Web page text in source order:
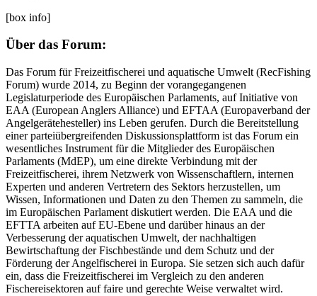
[box info]
Über das Forum:
Das Forum für Freizeitfischerei und aquatische Umwelt (RecFishing
Forum) wurde 2014, zu Beginn der vorangegangenen
Legislaturperiode des Europäischen Parlaments, auf Initiative von
EAA (European Anglers Alliance) und EFTAA (Europaverband der
Angelgerätehesteller) ins Leben gerufen. Durch die Bereitstellung
einer parteiübergreifenden Diskussionsplattform ist das Forum ein
wesentliches Instrument für die Mitglieder des Europäischen
Parlaments (MdEP), um eine direkte Verbindung mit der
Freizeitfischerei, ihrem Netzwerk von Wissenschaftlern, internen
Experten und anderen Vertretern des Sektors herzustellen, um
Wissen, Informationen und Daten zu den Themen zu sammeln, die
im Europäischen Parlament diskutiert werden. Die EAA und die
EFTTA arbeiten auf EU-Ebene und darüber hinaus an der
Verbesserung der aquatischen Umwelt, der nachhaltigen
Bewirtschaftung der Fischbestände und dem Schutz und der
Förderung der Angelfischerei in Europa. Sie setzen sich auch dafür
ein, dass die Freizeitfischerei im Vergleich zu den anderen
Fischereisektoren auf faire und gerechte Weise verwaltet wird.